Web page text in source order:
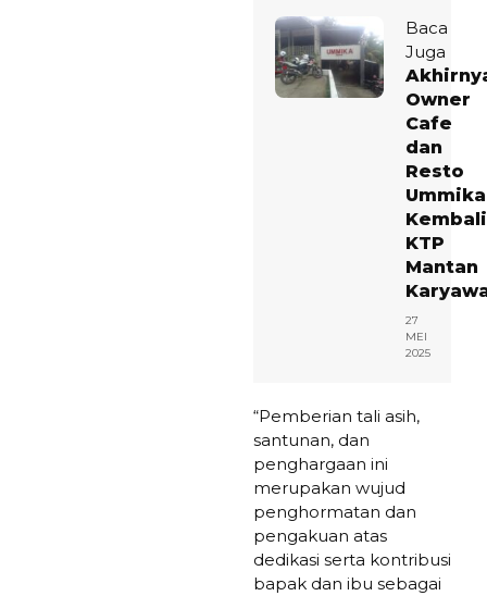
Baca
Juga
Owner
Cafe
dan
Resto
Ummika
KTP
Mantan
27
MEI
2025
“Pemberian tali asih,
santunan, dan
penghargaan ini
merupakan wujud
penghormatan dan
pengakuan atas
dedikasi serta kontribusi
bapak dan ibu sebagai